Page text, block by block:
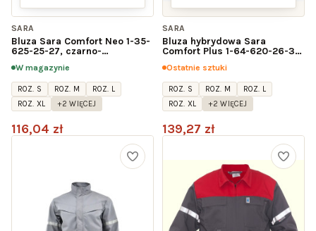
SARA
Bluza Sara Comfort Neo 1-35-
625-25-27, czarno-
W magazynie
ROZ. S ROZ. M
ROZ. L
ROZ. XL
+2 WIĘCEJ
116,04 zł
SARA
Bluza hybrydowa Sara
Comfort Plus 1-64-620-26-36,
Ostatnie sztuki
ROZ. S ROZ. M
ROZ. L
ROZ. XL
+2 WIĘCEJ
139,27 zł